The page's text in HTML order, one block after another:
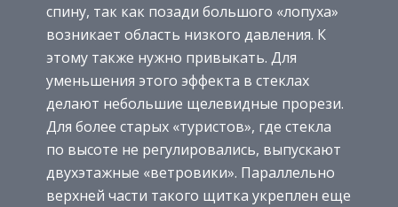
спину, так как позади большого «лопуха»
возникает область низкого давления. К
этому также нужно привыкать. Для
уменьшения этого эффекта в стеклах
делают небольшие щелевидные прорези.
Для более старых «туристов», где стекла
по высоте не регулировались, выпускают
двухэтажные «ветровики». Параллельно
верхней части такого щитка укреплен еще